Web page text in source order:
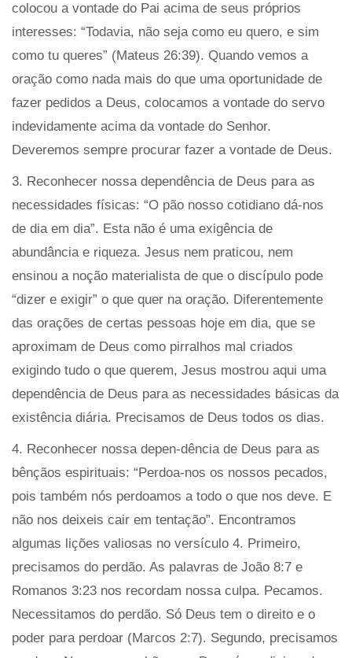
colocou a vontade do Pai acima de seus próprios
interesses: “Todavia, não seja como eu quero, e sim
como tu queres” (Mateus 26:39). Quando vemos a
oração como nada mais do que uma oportunidade de
fazer pedidos a Deus, colocamos a vontade do servo
indevidamente acima da vontade do Senhor.
Deveremos sempre procurar fazer a vontade de Deus.
3. Reconhecer nossa dependência de Deus para as
necessidades físicas: “O pão nosso cotidiano dá-nos
de dia em dia”. Esta não é uma exigência de
abundância e riqueza. Jesus nem praticou, nem
ensinou a noção materialista de que o discípulo pode
“dizer e exigir” o que quer na oração. Diferentemente
das orações de certas pessoas hoje em dia, que se
aproximam de Deus como pirralhos mal criados
exigindo tudo o que querem, Jesus mostrou aqui uma
dependência de Deus para as necessidades básicas da
existência diária. Precisamos de Deus todos os dias.
4. Reconhecer nossa depen-dência de Deus para as
bênçãos espirituais: “Perdoa-nos os nossos pecados,
pois também nós perdoamos a todo o que nos deve. E
não nos deixeis cair em tentação”. Encontramos
algumas lições valiosas no versículo 4. Primeiro,
precisamos do perdão. As palavras de João 8:7 e
Romanos 3:23 nos recordam nossa culpa. Pecamos.
Necessitamos do perdão. Só Deus tem o direito e o
poder para perdoar (Marcos 2:7). Segundo, precisamos